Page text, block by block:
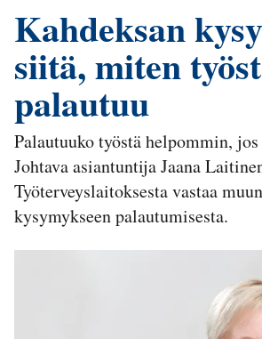
Kahdeksan
siitä, miten
palautuu
Palautuuko työstä helpommin,
Johtava asiantuntija Jaana
Työterveyslaitoksesta vastaa
kysymykseen palautumisesta.